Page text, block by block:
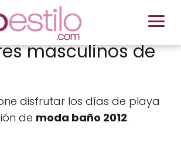
masculinos de
disfrutar los días de playa
de moda baño 2012.